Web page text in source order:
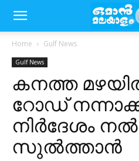
Home Gulf News
Gulf News
കനത്ത
റോഡ്
നിർദേശം
സുൽത്താൻ